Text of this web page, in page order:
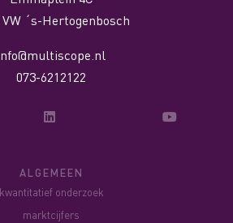
VW ´s-Hertogenbosch
073-6212122
ALGEMEEN
kwantitatief onderzoek
marktcijfers